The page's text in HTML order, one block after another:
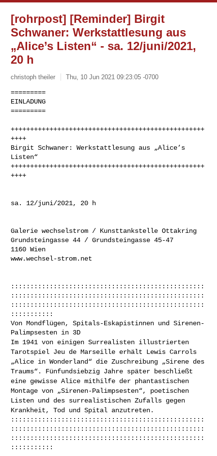
[rohrpost] [Reminder] Birgit
Schwaner: Werkstattlesung aus
„Alice’s Listen“ - sa. 12/juni/2021,
20 h
christoph theiler Thu, 10 Jun 2021 09:23:05 -0700
=========
EINLADUNG
=========
++++++++++++++++++++++++++++++++++++++++++++++++++
++++
Birgit Schwaner: Werkstattlesung aus „Alice’s
Listen“
++++++++++++++++++++++++++++++++++++++++++++++++++
++++
sa. 12/juni/2021, 20 h
Galerie wechselstrom / Kunsttankstelle Ottakring
Grundsteingasse 44 / Grundsteingasse 45-47
1160 Wien
www.wechsel-strom.net
::::::::::::::::::::::::::::::::::::::::::::::::::
::::::::::::::::::::::::::::::::::::::::::::::::::
::::::::::::::::::::::::::::::::::::::::::::::::::
:::::::::::
Von Mondflügen, Spitals-Eskapistinnen und Sirenen-
Im 1941 von einigen Surrealisten illustrierten
Tarotspiel Jeu deMarseille erhält Lewis Carrols
„Alice in Wonderland“ die Zuschreibung
„Sirene des
Traums“. Fünfundsiebzig Jahre später beschließt
eine gewisse Alice mithilfe der phantastischen
Montage von „Sirenen-Palimpsesten“, poetischen
Listen und des surrealistischen Zufalls gegen
Krankheit, Tod und Spital anzutreten.
::::::::::::::::::::::::::::::::::::::::::::::::::
::::::::::::::::::::::::::::::::::::::::::::::::::
::::::::::::::::::::::::::::::::::::::::::::::::::
:::::::::::